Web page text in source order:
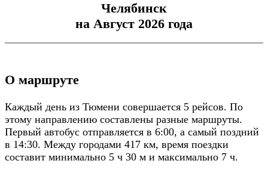
Челябинск
на Август 2026 года
О маршруте
Каждый день из Тюмени совершается 5 рейсов. По
этому направлению составлены разные маршруты.
Первый автобус отправляется в 6:00, а самый поздний
в 14:30. Между городами 417 км, время поездки
составит минимально 5 ч 30 м и максимально 7 ч.